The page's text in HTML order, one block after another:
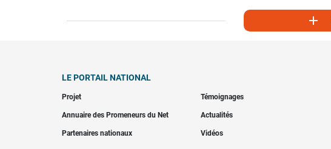

LE PORTAIL NATIONAL
Projet Témoignages
Annuaire des Promeneurs du Net Actualités
Partenaires nationaux Vidéos